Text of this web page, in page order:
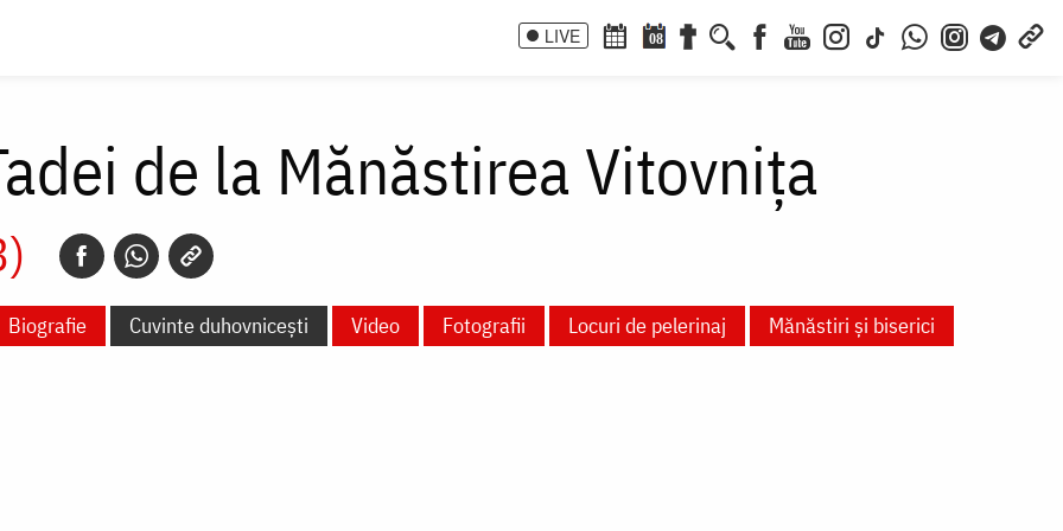
LIVE 08
de la Mănăstirea Vitovnița
Biografie Cuvinte duhovnicești Video Fotografii Locuri de pelerinaj
Mănăstiri și biserici